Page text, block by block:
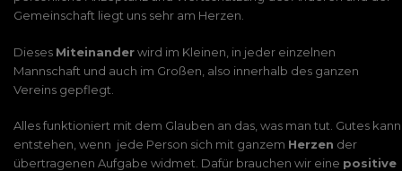
Gemeinschaft liegt uns sehr am Herzen.
Dieses Miteinanderwird im Kleinen, in jeder einzelnen
Mannschaft und auch im Großen, also innerhalb des ganzen
Vereins gepflegt.
Alles funktioniert mit dem Glauben an das, was man tut. Gutes kann
entstehen, wenn jede Person sich mit ganzem Herzen der
übertragenen Aufgabe widmet. Dafür brauchen wir eine positive